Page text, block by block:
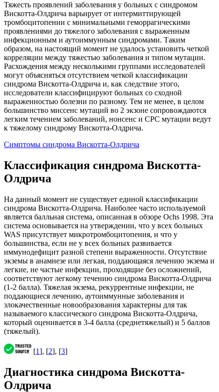
Тяжесть проявлений заболевания у больных с синдромом
Вискотта-Олдрича варьирует от интермиттирующей
тромбоцитопении с минимальными геморрагическими
проявлениями до тяжелого заболевания с выраженным
инфекционным и аутоиммунным синдромами. Таким
образом, на настоящий момент не удалось установить четкой
корреляции между тяжестью заболевания и типом мутации.
Расхождения между несколькими группами исследователей
могут объясняться отсутствием четкой классификации
синдрома Вискотта-Олдрича и, как следствие этого,
исследователи классифицируют больных со сходной
выраженностью болезни по разному. Teм не менее, в целом
большинство миссенс мутаций во 2 экзоне сопровождаются
легким течением заболеваний, нонсенс и СРС мутации ведут
к тяжелому синдрому Вискотта-Олдрича.
Симптомы синдрома Вискотта-Олдрича
Классификация синдрома Вискотта-
Олдрича
На данный момент не существует единой классификации
синдрома Вискотта-Олдрича. Наиболее часто используемой
является балльная система, описанная в обзоре Ochs 1998. Эта
система основывается на утверждении, что у всех больных
WAS присутствует микротромбоцитопения, и что у
большинства, если не у всех больных развивается
иммунодефицит разной степени выраженности. Отсутствие
экземы в анамнезе или легкая, поддающаяся лечению экзема и
легкие, не частые инфекции, проходящие без осложнений,
соответствуют легкому течению синдрома Вискотта-Олдрича
(1-2 балла). Тяжелая экзема, рекуррентные инфекции, не
поддающиеся лечению, аутоиммунные заболевания и
злокачественные новообразования характерны для так
называемого классического синдрома Вискотта-Олдрича,
который оценивается в 3-4 балла (среднетяжелый) и 5 баллов
(тяжелый).
[1], [2], [3]
Диагностика синдрома Вискотта-
Олдрича